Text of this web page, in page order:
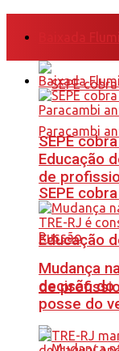
Baixada
SEPE
Educação
de
Baixada
SEPE
Educação
de
Mudança
decisão do
posse do